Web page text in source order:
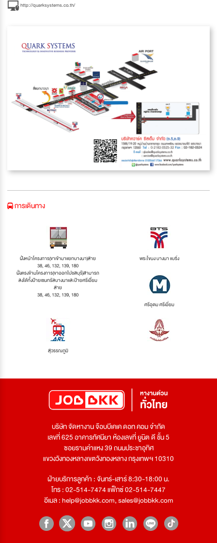
http://quarksystems.co.th/
การเดินทาง
ฝั่งหน้าโครงการ(ขาเข้ามาแยกบางนา)สาย
38, 46, 132, 139, 180
ฝั่งตรงข้ามโครงการ(ขาออกไปชลบุรี)สามารถ
ลงได้ทั้งป้ายเซนทรัลบางนาและป้ายศรีเอีี่ยม
สาย
38, 46, 132, 139, 180
พระโขนง บางนา แบริ่ง
ศรีอุดม ศรีเอี่ยม
สุวรรณภูมิ
บริษัท จัดหางาน จ๊อบบีเคเค ดอท คอม จำกัด
เลขที่ 625 อาคารทัศนียา ห้องเลขที่ ยูนิต ดี ชั้น 5
ซอยรามคำแหง 39 ถนนประชาอุทิศ
แขวงวังทองหลางเขตวังทองหลาง กรุงเทพฯ 10310
ฝ่ายบริการลูกค้า : จันทร์-เสาร์ 8:30-18:00 น.
โทร : 02-514-7474 แฟ็กซ์ 02-514-7447
อีเมล :help@jobbkk.com,sales@jobbkk.com